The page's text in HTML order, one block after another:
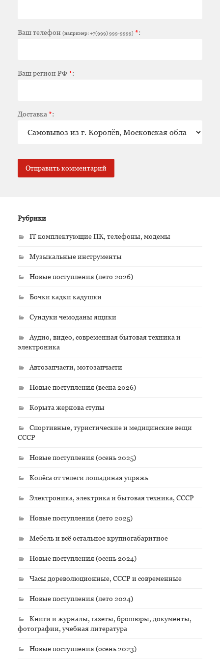
Ваш телефон (например: +7(999) 999-9999) *:
Ваш регион РФ*:
Доставка*:
Рубрики
IT комплектующие ПК, телефоны, модемы
Музыкальные инструменты
Новые поступления (лето 2026)
Бочки кадки кадушки
Сундуки чемоданы ящики
Аудио, видео, современная бытовая техника и
электроника
Автозапчасти, мотозапчасти
Новые поступления (весна 2026)
Корыта жернова ступы
Спортивные, туристические и медицинские вещи
СССР
Новые поступления (осень 2025)
Колёса от телеги лошадиная упряжь
Электроника, электрика и бытовая техника, СССР
Новые поступления (лето 2025)
Мебель и всё остальное крупногабаритное
Новые поступления (осень 2024)
Часы дореволюционные, СССР и современные
Новые поступления (лето 2024)
Книги и журналы, газеты, брошюры, документы,
фотографии, учебная литература
Новые поступления (осень 2023)